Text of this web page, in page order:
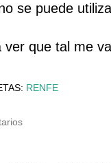
se puede
ver que tal me
RENFE